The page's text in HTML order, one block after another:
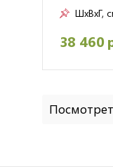
ШxВxГ,
38 460